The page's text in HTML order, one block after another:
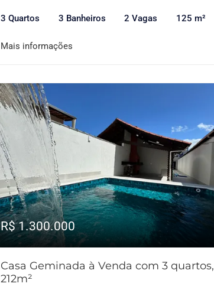
3 Quartos 3 Banheiros 2 Vagas 125 m²
Mais informações
R$ 1.300.000
Casa Geminada à Venda com 3 quartos,
212m²